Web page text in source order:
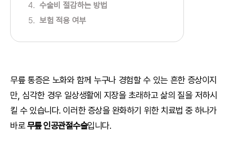
수술비 절감하는 방법
보험 적용 여부
무릎 통증은 노화와 함께 누구나 경험할 수 있는 흔한 증상이지
만, 심각한 경우 일상생활에 지장을 초래하고 삶의 질을 저하시
킬 수 있습니다. 이러한 증상을 완화하기 위한 치료법 중 하나가
바로무릎 인공관절수술입니다.